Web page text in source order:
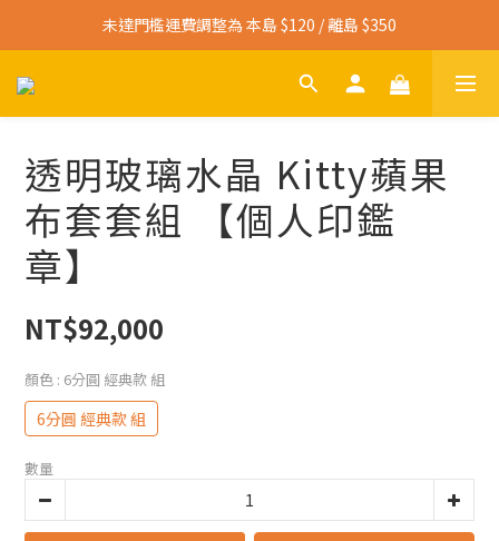
寄送免運門檻調整為 本島 $3,000 / 離島 $4,500
未達門檻運費調整為 本島 $120 / 離島 $350
寄送免運門檻調整為 本島 $3,000 / 離島 $4,500
透明玻璃水晶 Kitty蘋果
布套套組 【個人印鑑
章】
NT$92,000
顏色 : 6分圓 經典款 組
6分圓 經典款 組
數量